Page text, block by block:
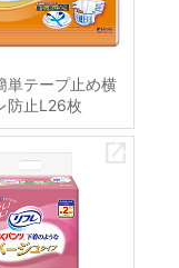
単テープ止め横
防止L26枚